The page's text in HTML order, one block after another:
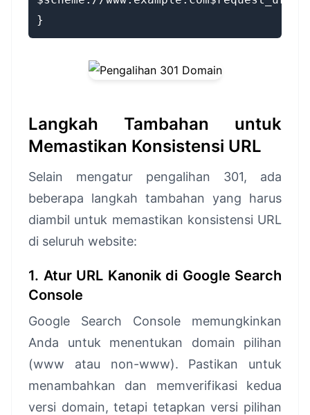
}
Langkah Tambahan untuk
Memastikan Konsistensi URL
Selain mengatur pengalihan 301, ada
beberapa langkah tambahan yang harus
diambil untuk memastikan konsistensi URL
di seluruh website:
1. Atur URL Kanonik di Google Search
Console
Google Search Console memungkinkan
Anda untuk menentukan domain pilihan
(www atau non-www). Pastikan untuk
menambahkan dan memverifikasi kedua
versi domain, tetapi tetapkan versi pilihan